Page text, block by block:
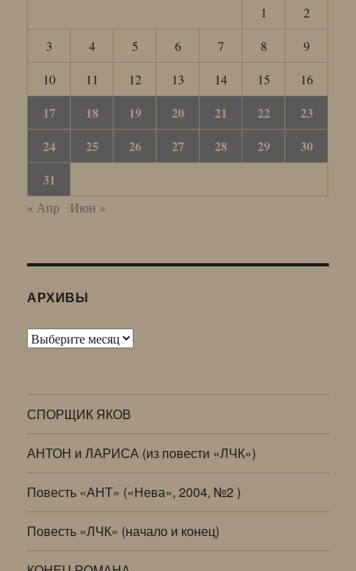
1
2
3
4 5 6 7 8
9
10
11 12 13 14 15 16
17 18 19 20 21 22
23
24
25 26 27 28 29
30
31
« Апр Июн »
АРХИВЫ
Архивы
СПОРЩИК ЯКОВ
АНТОН и ЛАРИСА (из повести «ЛЧК»)
Повесть «АНТ» («Нева», 2004, №2 )
Повесть «ЛЧК» (начало и конец)